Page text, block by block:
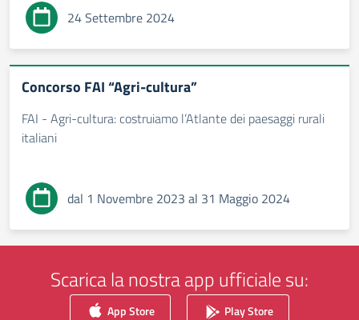
24 Settembre 2024
Concorso FAI “Agri-cultura”
FAI - Agri-cultura: costruiamo l’Atlante dei paesaggi rurali
italiani
dal 1 Novembre 2023 al 31 Maggio 2024
Scarica la nostra app ufficiale su:
App Store Play Store